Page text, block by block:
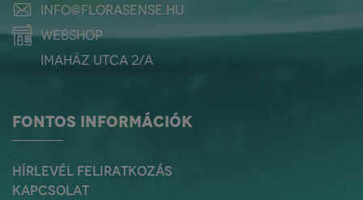
info@florasense.hu
webshop
Imaház utca 2/a
FONTOS INFORMÁCIÓK
HÍRLEVÉL FELIRATKOZÁS
KAPCSOLAT